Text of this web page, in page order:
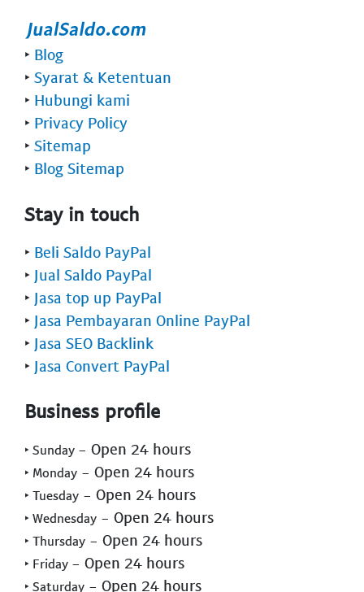
‣ Blog
‣ Syarat & Ketentuan
‣ Hubungi kami
‣ Privacy Policy
‣ Sitemap
‣ Blog Sitemap
Stay in touch
‣ Beli Saldo PayPal
‣ Jual Saldo PayPal
‣ Jasa top up PayPal
‣ Jasa Pembayaran Online PayPal
‣ Jasa SEO Backlink
‣ Jasa Convert PayPal
Business profile
‣ Sunday - Open 24 hours
‣ Monday - Open 24 hours
‣ Tuesday - Open 24 hours
‣ Wednesday - Open 24 hours
‣ Thursday - Open 24 hours
‣ Friday - Open 24 hours
‣ Saturday - Open 24 hours